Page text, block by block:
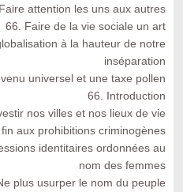
attention les uns aux autres
66. Faire de la vie sociale un art
à la hauteur de notre
inséparation
universel et une taxe pollen
66. Introduction
nos villes et nos lieux de vie
aux prohibitions criminogènes
identitaires ordonnées au
nom des femmes
plus usurper le nom du peuple